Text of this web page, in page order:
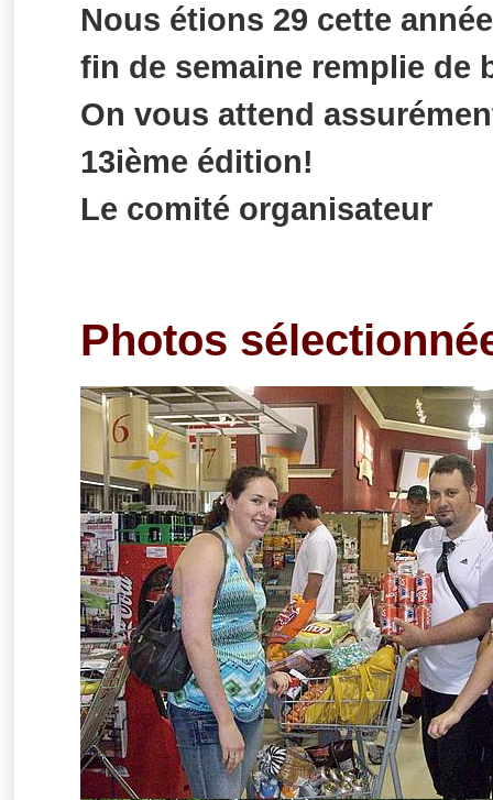
Nous étions 29 cette
fin de semaine remplie de
On vous attend
13ième édition!
Le comité organisateur
Photos